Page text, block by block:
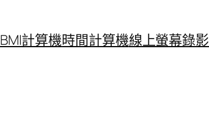
BMI計算機時間計算機線上螢幕錄影